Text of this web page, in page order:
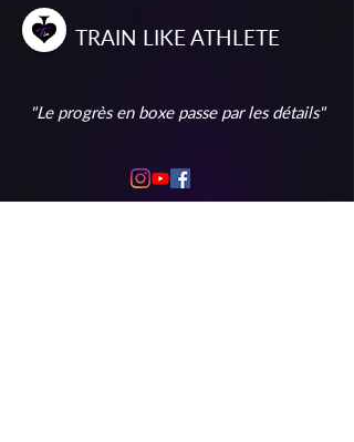
TRAIN L IKEATHLETE
"Le progrès en boxe passe par les détails"